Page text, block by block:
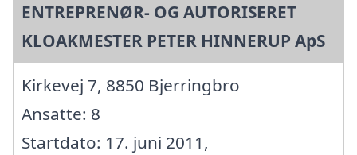
ENTREPRENØR- OG AUTORISERET
KLOAKMESTER PETER HINNERUP ApS
Kirkevej 7, 8850 Bjerringbro
Ansatte: 8
Startdato: 17. juni 2011,